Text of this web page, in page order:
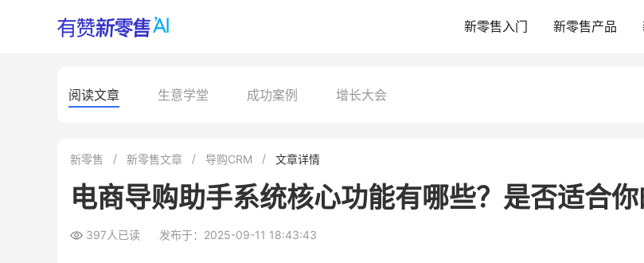
新零售入门 新零售产品
阅读文章 生意学堂 成功案例 增长大会
新零售 新零售文章 导购CRM 文章详情
电商导购助手系统核心功能有哪些？是否适合
397人已读 发布于：2025-09-11 18:43:43